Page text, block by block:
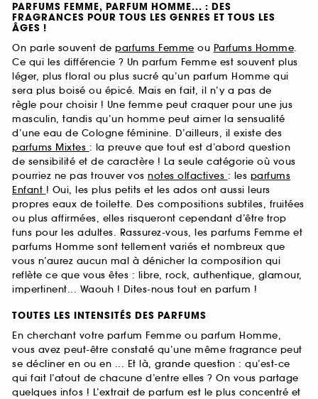
PARFUMS FEMME, PARFUM HOMME... : DES
FRAGRANCES POUR TOUS LES GENRES ET TOUS LES
ÂGES !
On parle souvent de parfums Femme ou Parfums Homme.
Ce qui les différencie ? Un parfum Femme est souvent plus
léger, plus floral ou plus sucré qu’un parfum Homme qui
sera plus boisé ou épicé. Mais en fait, il n’y a pas de
règle pour choisir ! Une femme peut craquer pour une jus
masculin, tandis qu’un homme peut aimer la sensualité
d’une eau de Cologne féminine. D’ailleurs, il existe des
parfums Mixtes : la preuve que tout est d’abord question
de sensibilité et de caractère ! La seule catégorie où vous
pourriez ne pas trouver vos notes olfactives : les parfums
Enfant ! Oui, les plus petits et les ados ont aussi leurs
propres eaux de toilette. Des compositions subtiles, fruitées
ou plus affirmées, elles risqueront cependant d’être trop
funs pour les adultes. Rassurez-vous, les parfums Femme et
parfums Homme sont tellement variés et nombreux que
vous n’aurez aucun mal à dénicher la composition qui
reflète ce que vous êtes : libre, rock, authentique, glamour,
impertinent... Waouh ! Dites-nous tout en parfum !
TOUTES LES INTENSITÉS DES PARFUMS
En cherchant votre parfum Femme ou parfum Homme,
vous avez peut-être constaté qu’une même fragrance peut
se décliner en ou en ... Et là, grande question : qu’est-ce
qui fait l’atout de chacune d’entre elles ? On vous partage
quelques infos ! L’extrait de parfum est le plus concentré et